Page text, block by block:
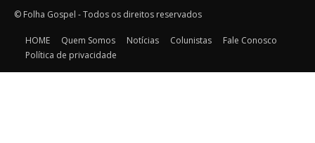
© Folha Gospel - Todos os direitos reservados
HOME Quem Somos Notícias Colunistas
Fale Conosco
Política de privacidade